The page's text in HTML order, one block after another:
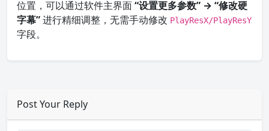
位置，可以通过软件主界面“设置更多参数” → “修改硬
字幕”进行精细调整，无需手动修改 PlayResX/PlayResY
字段。
Post Your Reply